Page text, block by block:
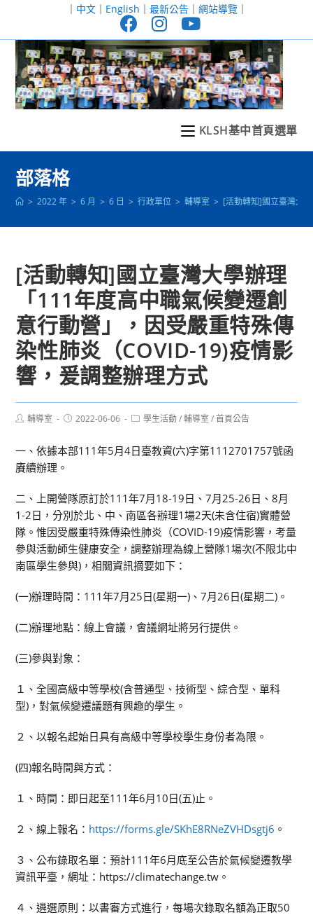
至
｜ 中文｜ English ｜ 最新公告｜ 網站導覽｜
KLSH基中首頁選單
部落格
> 2022 年 > 6 月 > 6 日 > 行政單位 > 輔導室 > [活動轉知]國立臺灣大
[活動轉知]國立臺灣大學辦理
「111年度高中職氣候變遷創
意行動營」，因受嚴重特殊傳
染性肺炎（COVID-19)疫情影
響，爰調整辦理方式
Post輔導室
Post2022-06-06
Post學生活動 / 輔導室 / 首頁公告
一、依據本部111年5月4日臺教資(六)字第1112701757號函
賡續辦理。
二、上開營隊原訂於111年7月18-19日、7月25-26日、8月
1-2日，分別於北、中、南區各辦理1場2天(未含住宿)實體營
隊。惟因受嚴重特殊傳染性肺炎（COVID-19)疫情影響，考量
參與活動師生健康安全，調整辦理為線上營隊1場次(不限北中
南區學生參與)，相關資訊摘要如下：
(一)辦理時間：111年7月25日(星期一)、7月26日(星期二)。
(二)辦理地點：線上會議，會議網址將另行提供。
(三)參與對象：
１、全國高級中等學校(含普通型、技術型、綜合型、單科
型)，對氣候變遷議題有興趣的學生。
２、以報名起始日具有高級中等學校學生身份者為限。
(四)報名時間與方式：
１、時間：即日起至111年6月10日(五)止。
２、線上報名： https://forms.gle/SKhE8RNeZVHDsgtj6 。
３、公布錄取名單：預計111年6月底至公告於氣候變遷教學
資訊平臺，網址：https://climatechange.tw。
４、遴選原則：以書審方式進行，每場次錄取名額為正取50